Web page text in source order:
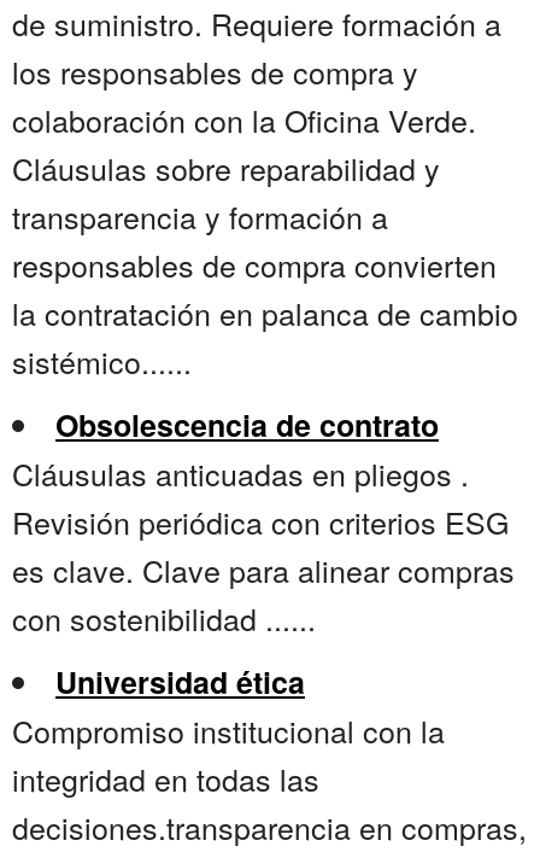
de suministro. Requiere formación a
los responsables de compra y
colaboración con la Oficina Verde.
Cláusulas sobre reparabilidad y
transparencia y formación a
responsables de compra convierten
la contratación en palanca de cambio
sistémico......
Obsolescencia de contrato
Cláusulas anticuadas en pliegos .
Revisión periódica con criterios ESG
es clave. Clave para alinear compras
con sostenibilidad ......
Universidad ética
Compromiso institucional con la
integridad en todas las
decisiones.transparencia en compras,